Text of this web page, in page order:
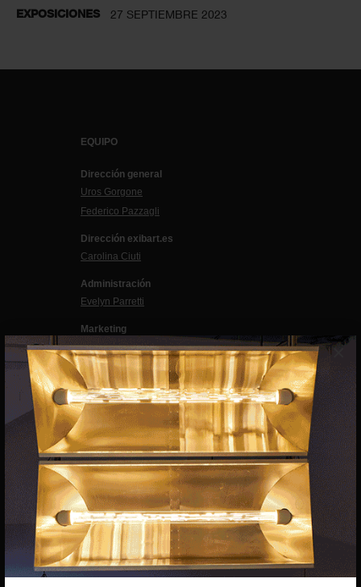
×
EXPOSICIONES 27 SEPTIEMBRE 2023
EQUIPO
Dirección general
Uros Gorgone
Federico Pazzagli
Dirección exibart.es
Carolina Ciuti
Administración
Evelyn Parretti
Marketing
Francesca Grismondi
Programación y diseño web
Giovanni Costante
Marcello Moi
EXIBART SPAIN, S.L.U.
AVINGUDA ROMA, 12